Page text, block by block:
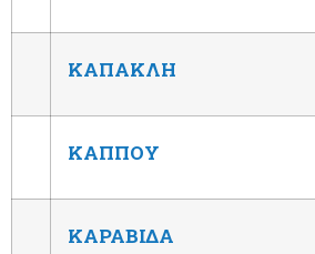
ΚΑΠΑΚΛΗ
ΚΑΠΠΟΥ
ΚΑΡΑΒΙΔΑ